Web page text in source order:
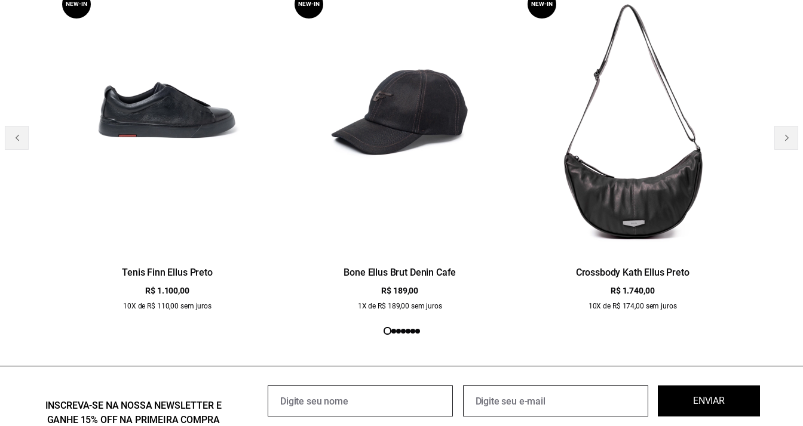
Tenis Finn Ellus Preto
R$ 1.100,00
10X de R$ 110,00 sem juros
NEW-IN
Bone Ellus Brut Denin Cafe
R$ 189,00
1X de R$ 189,00 sem juros
NEW-IN
Crossbody Kath Ellus Preto
R$ 1.740,00
10X de R$ 174,00 sem juros
NEW-IN
INSCREVA-SE NA NOSSA NEWSLETTER E
GANHE 15% OFF NA PRIMEIRA COMPRA
ENVIAR